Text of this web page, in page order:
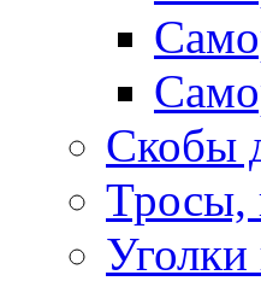
Скобы
Тросы,